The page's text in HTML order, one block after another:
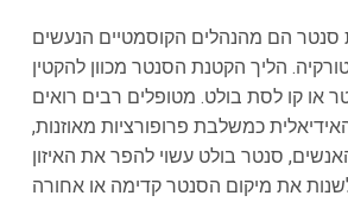
סנטר הם מהנהלים הקוסמטיים הנעשים
הליך הקטנת הסנטר מכוון להקטין
או קו לסת בולט. מטופלים רבים רואים
כמשלבת פרופורציות מאוזנות,
סנטר בולט עשוי להפר את האיזון
את מיקום הסנטר קדימה או אחורה